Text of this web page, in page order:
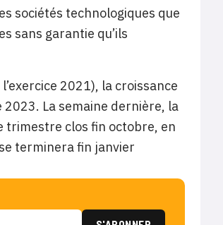
sociétés technologiques que
sans garantie qu’ils
2021), la croissance
2023. La semaine dernière, la
trimestre clos fin octobre, en
terminera fin janvier